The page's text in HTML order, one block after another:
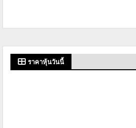
ราคาหุ้นวันนี้